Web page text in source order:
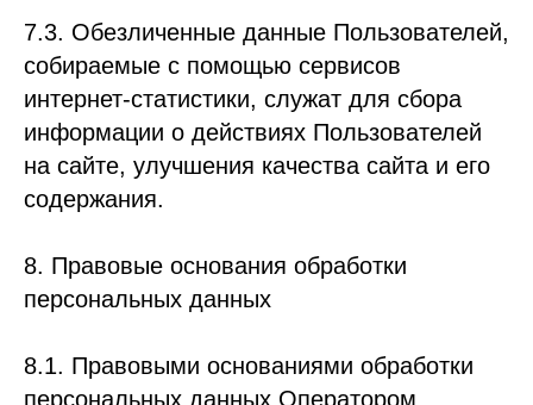
7.3. Обезличенные данные Пользователей,
собираемые с помощью сервисов
интернет-статистики, служат для сбора
информации о действиях Пользователей
на сайте, улучшения качества сайта и его
содержания.
8. Правовые основания обработки
персональных данных
8.1. Правовыми основаниями обработки
персональных данных Оператором